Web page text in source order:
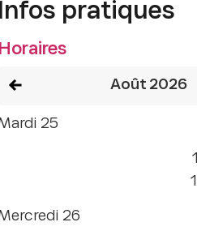
Infos pratiques
Horaires
Voir le mois précédentaoût 2026
mardi 25
mercredi 26